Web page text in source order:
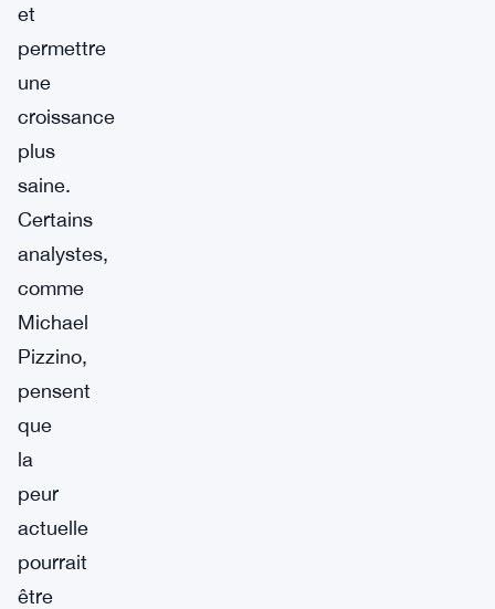
et
permettre
une
croissance
plus
saine.
Certains
analystes,
comme
Michael
Pizzino,
pensent
que
la
peur
actuelle
pourrait
être